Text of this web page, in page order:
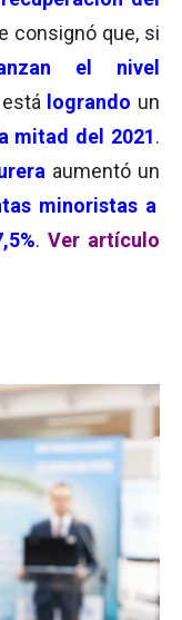
consignó que, si
el nivel
logrando un
mitad del 2021.
aumentó un
minoristas a
. Ver artículo